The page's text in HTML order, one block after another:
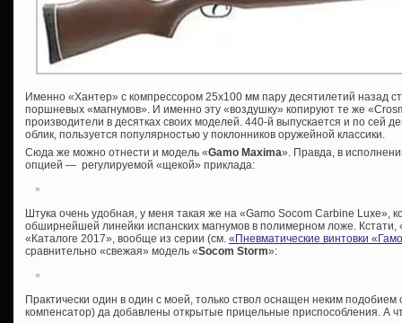
Именно «Хантер» с компрессором 25х100 мм пару десятилетий назад
поршневых «магнумов». И именно эту «воздушку» копируют те же
производители в десятках своих моделей. 440-й выпускается и по сей
облик, пользуется популярностью у поклонников оружейной классики.
Сюда же можно отнести и модель «Gamo Maxima». Правда, в
опцией — регулируемой «щекой» приклада:
Штука очень удобная, у меня такая же на «Gamo Socom Carbine Luxe»,
обширнейшей линейки испанских магнумов в полимерном ложе. Кстати,
«Каталоге 2017», вообще из серии (см. «Пневматические винтовки
сравнительно «свежая» модель «Socom Storm»:
Практически один в один с моей, только ствол оснащен неким
компенсатор) да добавлены открытые прицельные приспособления. А